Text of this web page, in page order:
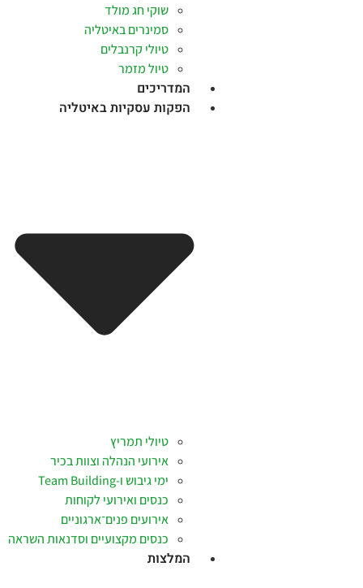
שוקי חג מולד
סמינרים באיטליה
טיולי קרנבלים
טיול מזמר
המדריכים
הפקות עסקיות באיטליה
טיולי תמריץ
אירועי הנהלה וצוות בכיר
ימי גיבוש ו-Team Building
כנסים ואירועי לקוחות
אירועים פנים־ארגוניים
כנסים מקצועיים וסדנאות השראה
המלצות